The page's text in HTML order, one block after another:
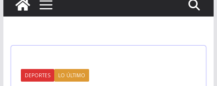
DEPORTES LO ÚLTIMO